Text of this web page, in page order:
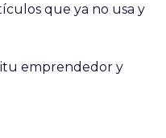
que ya no usa y
emprendedor y